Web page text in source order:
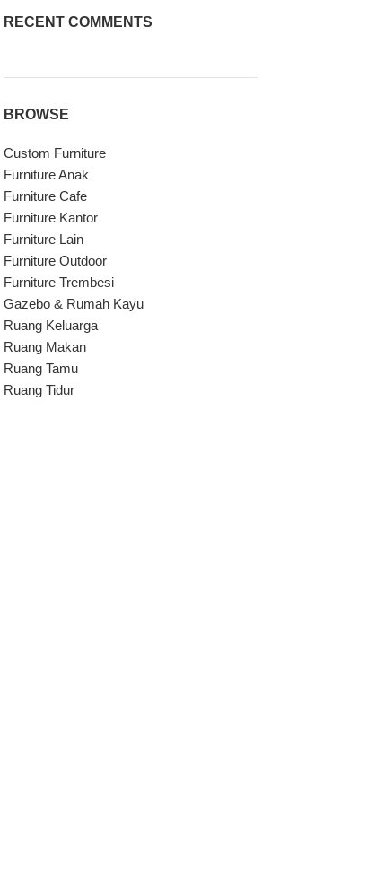
RECENT COMMENTS
BROWSE
Custom Furniture
Furniture Anak
Furniture Cafe
Furniture Kantor
Furniture Lain
Furniture Outdoor
Furniture Trembesi
Gazebo & Rumah Kayu
Ruang Keluarga
Ruang Makan
Ruang Tamu
Ruang Tidur